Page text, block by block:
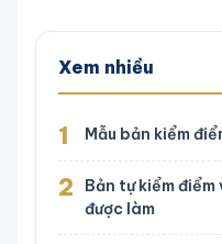
Xem nhiều
1 Mẫu bản kiểm
2
Bản tự kiểm
được làm